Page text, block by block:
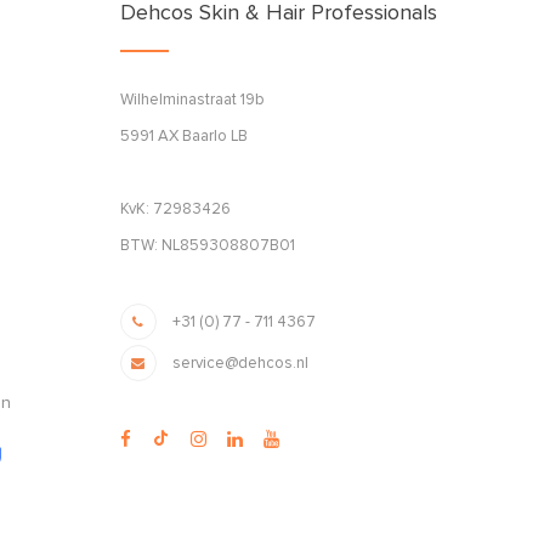
Dehcos Skin & Hair Professionals
Wilhelminastraat 19b
5991 AX Baarlo LB
KvK: 72983426
BTW: NL859308807B01
+31 (0) 77 - 711 4367
service@dehcos.nl